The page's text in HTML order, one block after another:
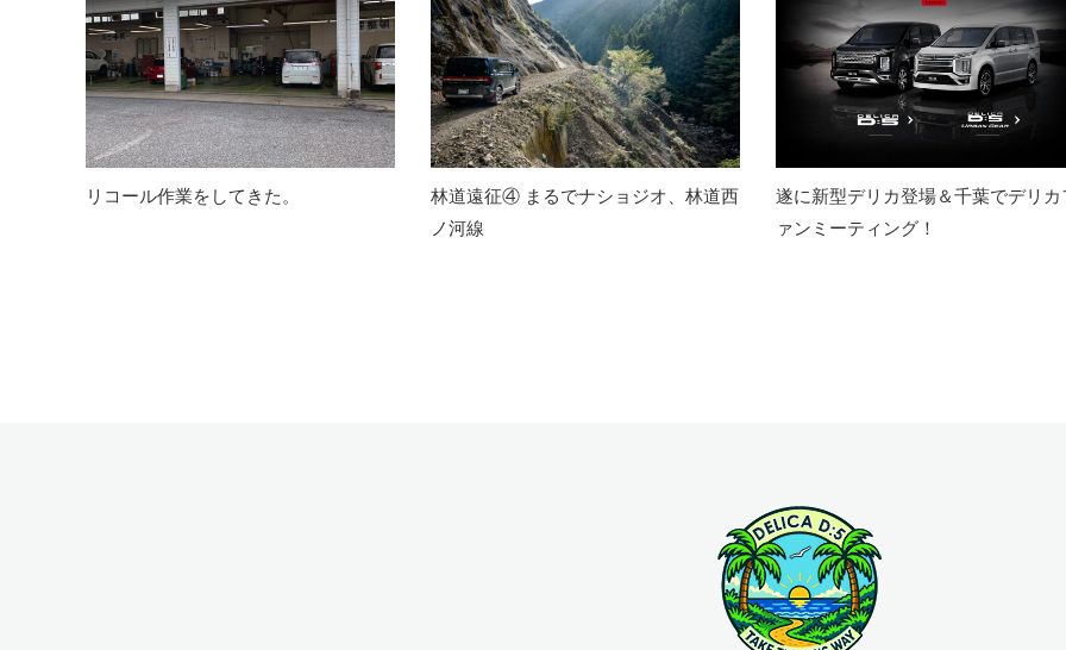
リコール作業をしてきた。
林道遠征④ まるでナショジオ、林道西
ノ河線
遂に新型デリカ登場＆千葉でデリカ
ァンミーティング！